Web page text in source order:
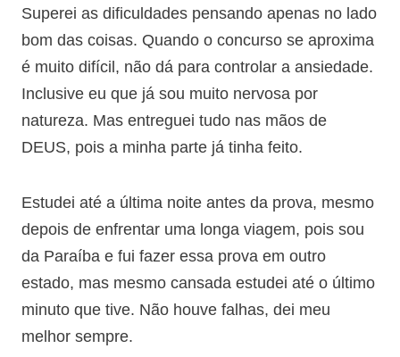
Superei as dificuldades pensando apenas no lado
bom das coisas. Quando o concurso se aproxima
é muito difícil, não dá para controlar a ansiedade.
Inclusive eu que já sou muito nervosa por
natureza. Mas entreguei tudo nas mãos de
DEUS, pois a minha parte já tinha feito.
Estudei até a última noite antes da prova, mesmo
depois de enfrentar uma longa viagem, pois sou
da Paraíba e fui fazer essa prova em outro
estado, mas mesmo cansada estudei até o último
minuto que tive. Não houve falhas, dei meu
melhor sempre.